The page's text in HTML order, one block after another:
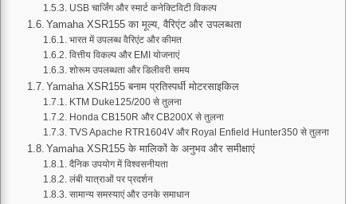
USB चार्जिंग और स्मार्ट कनेक्टिविटी विकल्प
Yamaha XSR155 का मूल्य, वैरिएंट और उपलब्धता
भारत में उपलब्ध वैरिएंट और कीमत
वित्तीय विकल्प और EMI योजनाएं
शोरूम उपलब्धता और डिलीवरी समय
Yamaha XSR155 बनाम प्रतिस्पर्धी मोटरसाइकिल
KTM Duke125/200 से तुलना
Honda CB150R और CB200X से तुलना
TVS Apache RTR1604V और Royal Enfield Hunter350 से तुलना
Yamaha XSR155 के मालिकों के अनुभव और समीक्षाएं
दैनिक उपयोग में विश्वसनीयता
लंबी यात्राओं पर प्रदर्शन
सामान्य समस्याएं और उनके समाधान